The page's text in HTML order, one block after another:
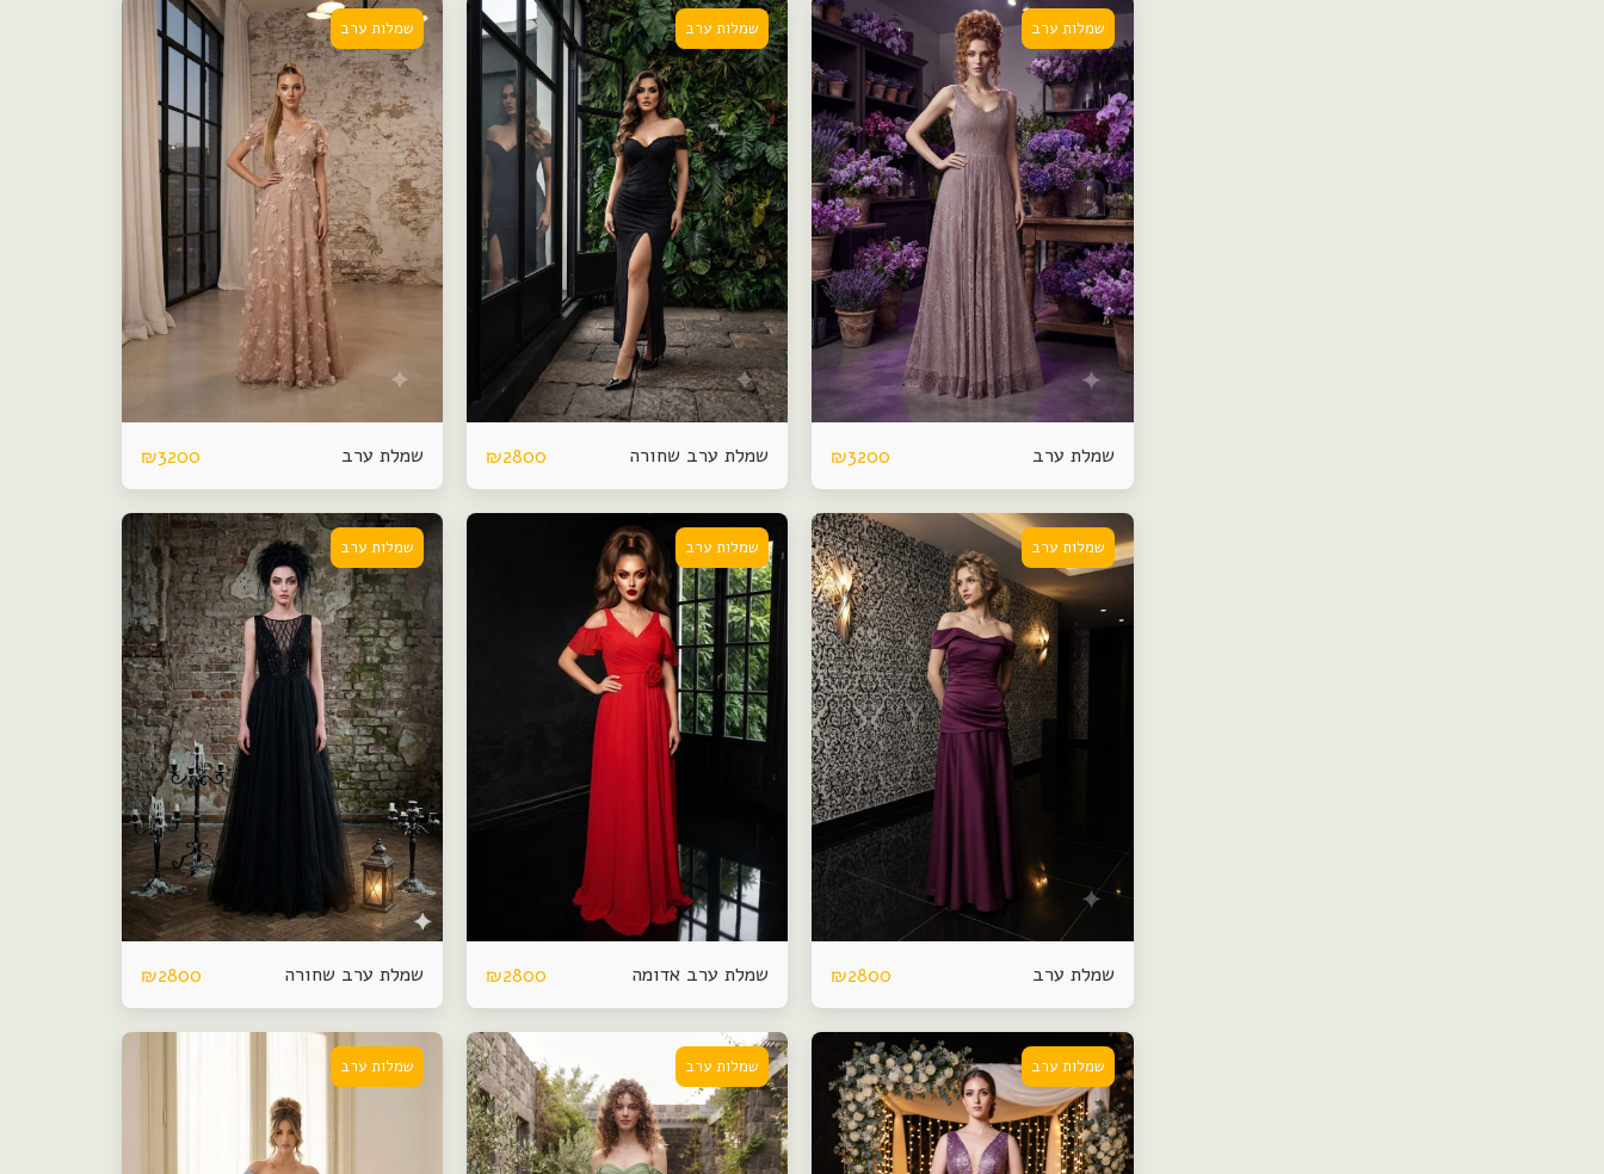
שמלות ערב
שמלת ערב ₪3200
שמלות ערב
שמלת ערב שחורה ₪2800
שמלות ערב
שמלת ערב ₪3200
שמלות ערב
שמלת ערב ₪2800
שמלות ערב
שמלת ערב אדומה ₪2800
שמלות ערב
שמלת ערב שחורה ₪2800
שמלות ערב שמלות ערב שמלות ערב